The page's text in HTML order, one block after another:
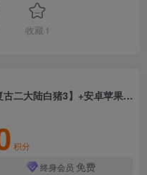
收藏 1
经典战神引擎传奇手游【1.76烈战复古二大陆白猪3】+安卓苹果双端+GM授权物品后台+Win系统详细搭建教程
积分
终身会员 免费